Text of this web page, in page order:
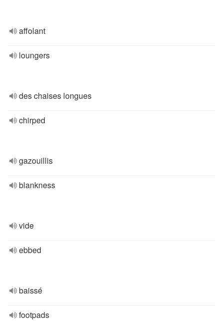
affolant
loungers
des chaises longues
chirped
gazouillis
blankness
vide
ebbed
baissé
footpads